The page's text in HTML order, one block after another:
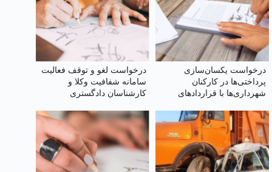
درخواست یکسان‌سازی
پرداختی‌ها در کارکنان
شهرداری‌ها با قراردادهای
درخواست لغو و توقف فعالیت
سامانه شفافیت وکلا و
کارشناسان دادگستری